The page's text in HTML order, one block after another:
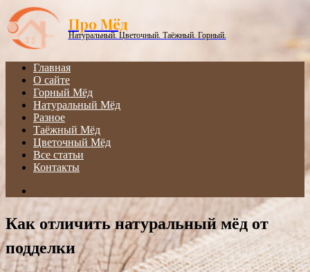
Menu
Про Мёд
Натуральный. Цветочный. Таёжный. Горный.
Главная
О сайте
Горный Мёд
Натуральный Мёд
Разное
Таёжный Мёд
Цветочный Мёд
Все статьи
Контакты
for
Как отличить натуральный мёд от
подделки